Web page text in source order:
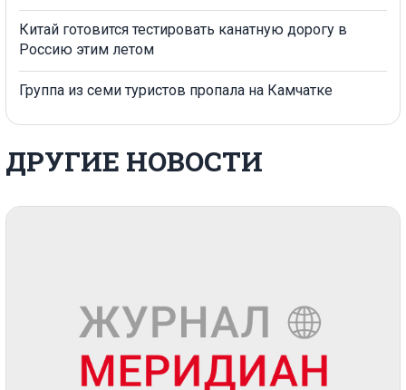
Китай готовится тестировать канатную дорогу в
Россию этим летом
Группа из семи туристов пропала на Камчатке
ДРУГИЕ НОВОСТИ